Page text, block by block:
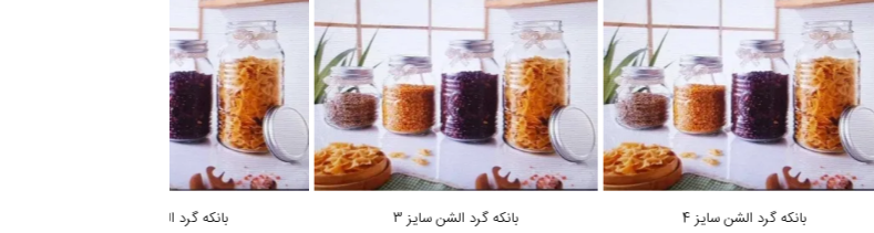
بانکه گرد الشن سایز 4
بانکه گرد الشن سایز 3
بانکه گرد الشن سایز 2